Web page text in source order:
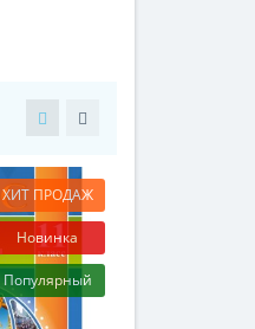
ХИТ ПРОДАЖ
Новинка
Популярный